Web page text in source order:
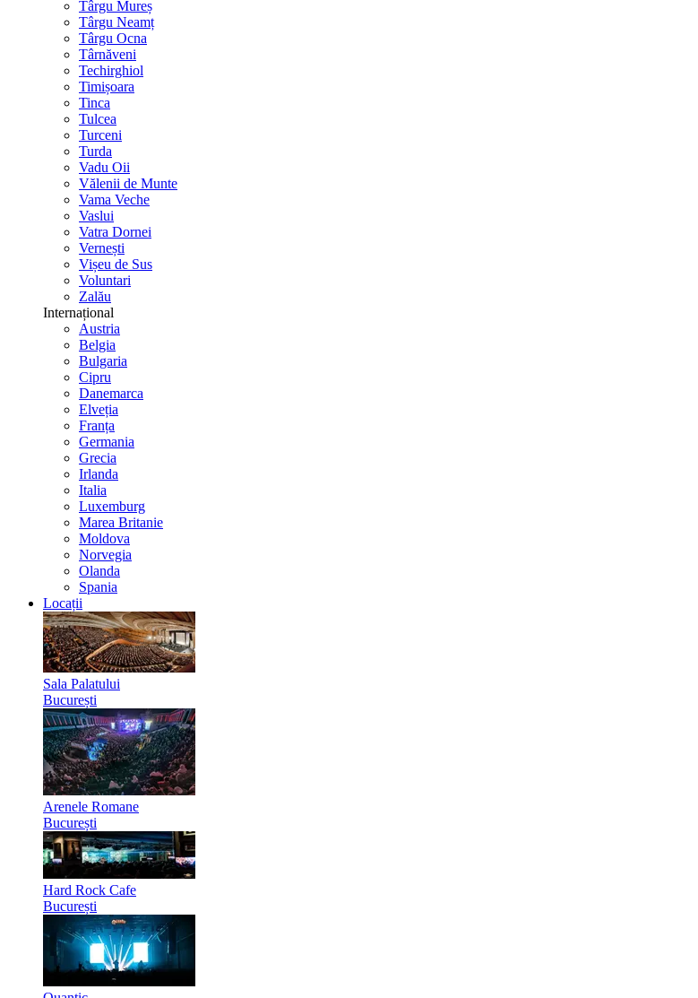
Târgu Mureș
Târgu Neamț
Târgu Ocna
Târnăveni
Techirghiol
Timișoara
Tinca
Tulcea
Turceni
Turda
Vadu Oii
Vălenii de Munte
Vama Veche
Vaslui
Vatra Dornei
Vernești
Vișeu de Sus
Voluntari
Zalău
Internațional
Austria
Belgia
Bulgaria
Cipru
Danemarca
Elveția
Franța
Germania
Grecia
Irlanda
Italia
Luxemburg
Marea Britanie
Moldova
Norvegia
Olanda
Spania
Locații
Sala Palatului
București
Arenele Romane
București
Hard Rock Cafe
București